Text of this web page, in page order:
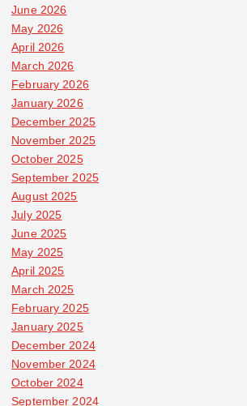
June 2026
May 2026
April 2026
March 2026
February 2026
January 2026
December 2025
November 2025
October 2025
September 2025
August 2025
July 2025
June 2025
May 2025
April 2025
March 2025
February 2025
January 2025
December 2024
November 2024
October 2024
September 2024